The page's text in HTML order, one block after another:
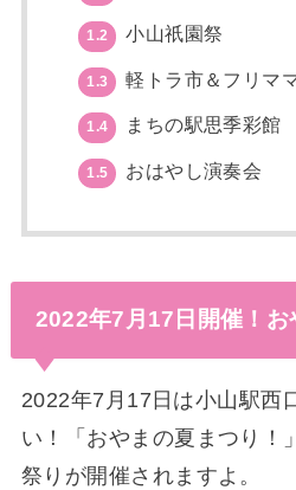
1.2 小山祇園祭
1.3 軽トラ市＆フリマ
1.4 まちの駅思季彩館
1.5 おはやし演奏会
2022年7月17日開催！お
2022年7月17日は小山駅西
い！「おやまの夏まつり！
祭りが開催されますよ。